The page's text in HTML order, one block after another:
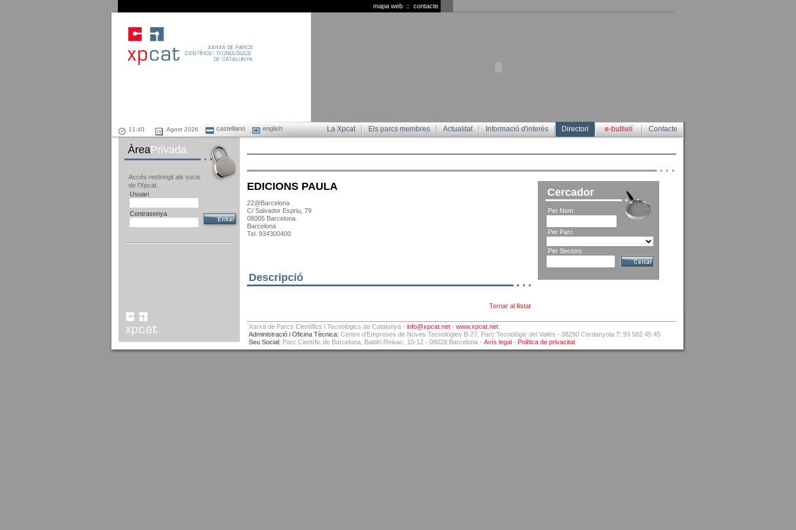
contacte
::
mapa web
Agost 2026 castellano english Contacte
e-butlletí
Directori
Informació d'interès
Actualitat
Els parcs membres
La Xpcat
ÀreaPrivada
Accés restringit als socis
de l'Xpcat.
Usuari
Contrasenya
EDICIONS PAULA
22@Barcelona
C/ Salvador Espriu, 79
08005 Barcelona
Barcelona
Tel. 934300400
Descripció
Tornar al llistat
Cercador
Per Nom
Per Parc
Per Sectors
Xarxa de Parcs Científics i Tecnològics de Catalunya - info@xpcat.net - www.xpcat.net
Administració i Oficina Tècnica: Centre d'Empreses de Noves Tecnologies B-27, Parc Tecnològic del Vallès - 08290 Cerdanyola T: 93 582 45 45
Seu Social: Parc Científic de Barcelona, Baldiri Reixac, 10-12 - 08028 Barcelona - Avís legal - Política de privacitat